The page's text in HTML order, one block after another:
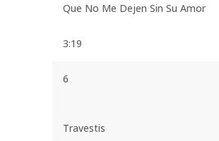
Que No Me Dejen Sin Su Amor
3:19
6
Travestis